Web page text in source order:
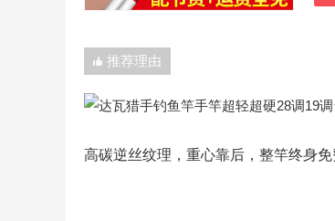
推荐理由
高碳逆丝纹理，重心靠后，整竿终身